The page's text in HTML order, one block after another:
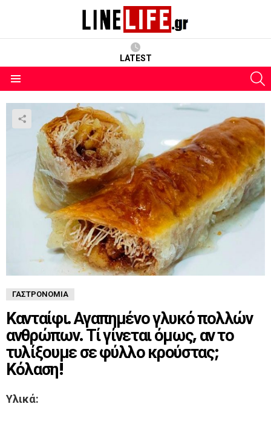
LATEST
ΓΑΣΤΡΟΝΟΜΊΑ
Κανταίφι. Αγαπημένο γλυκό πολλών
ανθρώπων. Τί γίνεται όμως, αν το
τυλίξουμε σε φύλλο κρούστας;
Κόλαση!
Υλικά: